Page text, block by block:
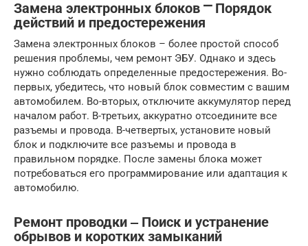
Замена электронных блоков ⎻ Порядок
действий и предостережения
Замена электронных блоков – более простой способ
решения проблемы, чем ремонт ЭБУ. Однако и здесь
нужно соблюдать определенные предостережения. Во-
первых, убедитесь, что новый блок совместим с вашим
автомобилем. Во-вторых, отключите аккумулятор перед
началом работ. В-третьих, аккуратно отсоедините все
разъемы и провода. В-четвертых, установите новый
блок и подключите все разъемы и провода в
правильном порядке. После замены блока может
потребоваться его программирование или адаптация к
автомобилю.
Ремонт проводки ‒ Поиск и устранение
обрывов и коротких замыканий